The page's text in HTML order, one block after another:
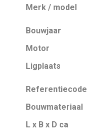
Merk / model
Bouwjaar
Motor
Ligplaats
Referentiecode
Bouwmateriaal
L x B x D ca